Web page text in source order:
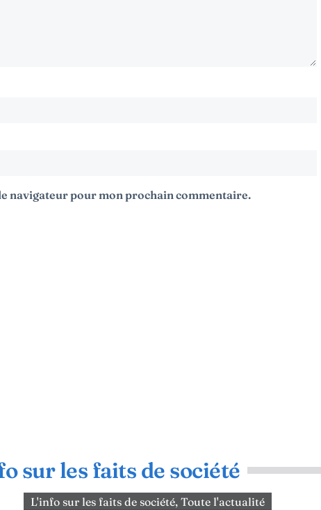
navigateur pour mon prochain commentaire.
sur les faits de société
L'info sur les faits de société, Toute l'actualité